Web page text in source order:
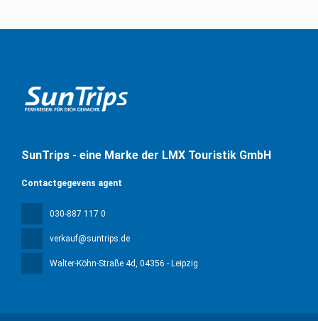
SunTrips - eine Marke der LMX Touristik GmbH
Contactgegevens agent
030-887 117 0
verkauf@suntrips.de
Walter-Köhn-Straße 4d , 04356 - Leipzig